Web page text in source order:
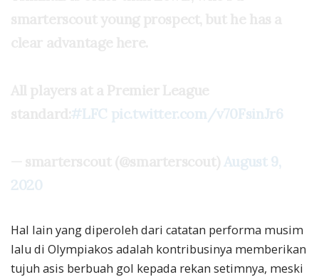
#LFC pic.twitter.com/v70FsinJr6
August 9,
2020
Hal lain yang diperoleh dari catatan performa musim
lalu di Olympiakos adalah kontribusinya memberikan
tujuh asis berbuah gol kepada rekan setimnya, meski